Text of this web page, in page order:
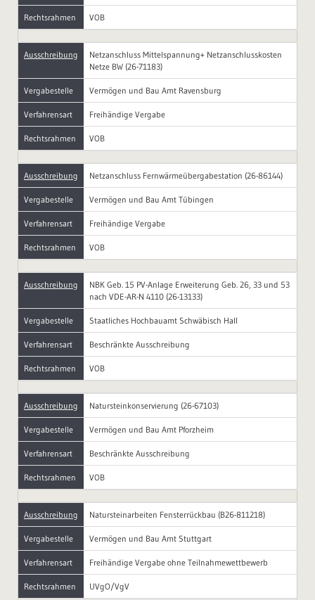
Rechtsrahmen VOB
Ausschreibung
Netzanschluss Mittelspannung+ Netzanschlusskosten
Netze BW (26-71183)
Vergabestelle Vermögen und Bau Amt Ravensburg
Verfahrensart Freihändige Vergabe
Rechtsrahmen VOB
Ausschreibung Netzanschluss Fernwärmeübergabestation (26-86144)
Vergabestelle Vermögen und Bau Amt Tübingen
Verfahrensart Freihändige Vergabe
Rechtsrahmen VOB
Ausschreibung
NBK Geb. 15 PV-Anlage Erweiterung Geb. 26, 33 und 53
nach VDE-AR-N 4110 (26-13133)
Vergabestelle Staatliches Hochbauamt Schwäbisch Hall
Verfahrensart Beschränkte Ausschreibung
Rechtsrahmen VOB
Ausschreibung Natursteinkonservierung (26-67103)
Vergabestelle Vermögen und Bau Amt Pforzheim
Verfahrensart Beschränkte Ausschreibung
Rechtsrahmen VOB
Ausschreibung Natursteinarbeiten Fensterrückbau (B26-811218)
Vergabestelle Vermögen und Bau Amt Stuttgart
Verfahrensart Freihändige Vergabe ohne Teilnahmewettbewerb
Rechtsrahmen UVgO/VgV